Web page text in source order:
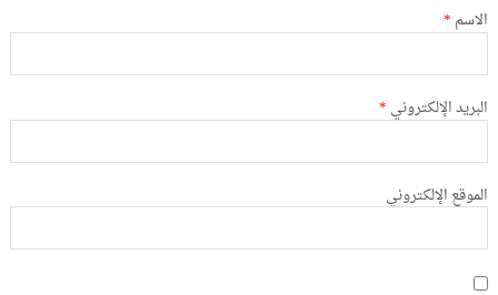
الاسم *
البريد الإلكتروني *
الموقع الإلكتروني